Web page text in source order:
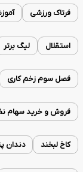
فرتاک ورزشی
استقلال لیگ برتر
فصل سوم زخم کاری
فروش و خرید سهام
کاخ لبخند دندان